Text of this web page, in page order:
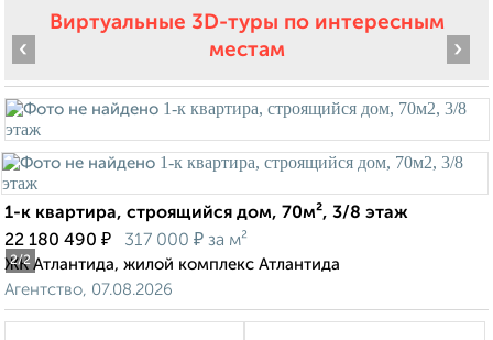
Виртуальные 3D-туры по интересным
местам
2/2
‹ ›
1-к квартира, строящийся дом, 70м², 3/8 этаж
22 180 490 ₽ 317 000 ₽ за м²
ЖК Атлантида, жилой комплекс Атлантида
Агентство, 07.08.2026